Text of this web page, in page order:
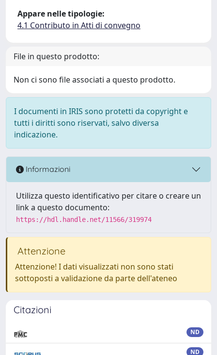
Appare nelle tipologie:
4.1 Contributo in Atti di convegno
File in questo prodotto:
Non ci sono file associati a questo prodotto.
I documenti in IRIS sono protetti da copyright e
tutti i diritti sono riservati, salvo diversa
indicazione.
Informazioni
Utilizza questo identificativo per citare o creare un
link a questo documento:
https://hdl.handle.net/11566/319974
Attenzione
Attenzione! I dati visualizzati non sono stati
sottoposti a validazione da parte dell'ateneo
Citazioni
ND
ND